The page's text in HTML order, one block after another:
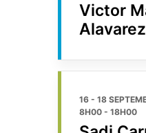
Victor
Alavarez
16 - 18
8H00 - 18H00